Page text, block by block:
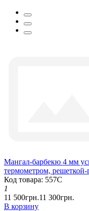
Мангал-барбекю 4 мм
термометром, решеткой-
Код товара: 557С
1
11 500грн.11 300грн.
В корзину